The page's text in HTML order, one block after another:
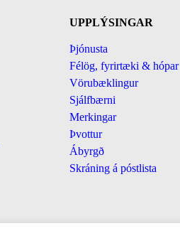
UPPLÝSINGAR
Þjónusta
Félög, fyrirtæki & hópar
Vörubæklingur
Sjálfbærni
Merkingar
Þvottur
Ábyrgð
Skráning á póstlista